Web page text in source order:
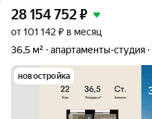
28 154 752₽
от 101 142 ₽ в месяц
36,5 м²
апартаменты-студия
новостройка